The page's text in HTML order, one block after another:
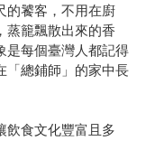
的饕客，不用在廚
蒸籠飄散出來的香
是每個臺灣人都記得
「總鋪師」的家中長
飲食文化豐富且多